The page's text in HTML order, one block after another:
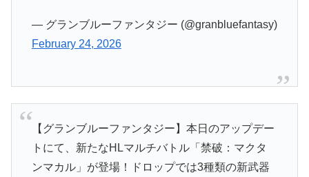
— グランブルーファンタジー (@granbluefantasy)
February 24, 2026
【グランブルーファンタジー】本日のアップデー
トにて、新たなHLマルチバトル「禁破：マクタ
ンマカル」が登場！ドロップでは3種類の新武器